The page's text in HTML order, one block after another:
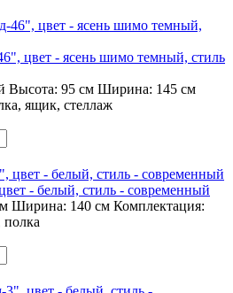
цвет - ясень шимо темный, стиль
Высота: 95 см Ширина: 145 см
ящик, стеллаж
- белый, стиль - современный
Ширина: 140 см Комплектация:
полка